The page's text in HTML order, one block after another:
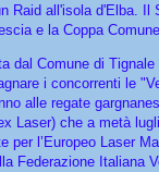
Raid all'isola d'Elba. Il
e la Coppa
dal Comune di
i concorrenti le
alle regate
Laser) che a metà
per l’Europeo Laser
Federazione Italiana